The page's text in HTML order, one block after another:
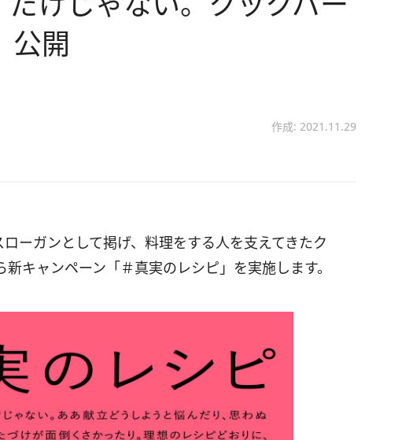
公開
作成: 2021.11.29
ーガンとして掲げ、料理をする人を支えてきたク
キャンペーン「＃真実のレシピ」を実施します。